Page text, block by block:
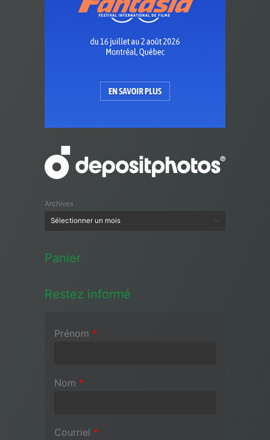
Archives
Panier
Restez informé
Prénom *
Nom *
Courriel *